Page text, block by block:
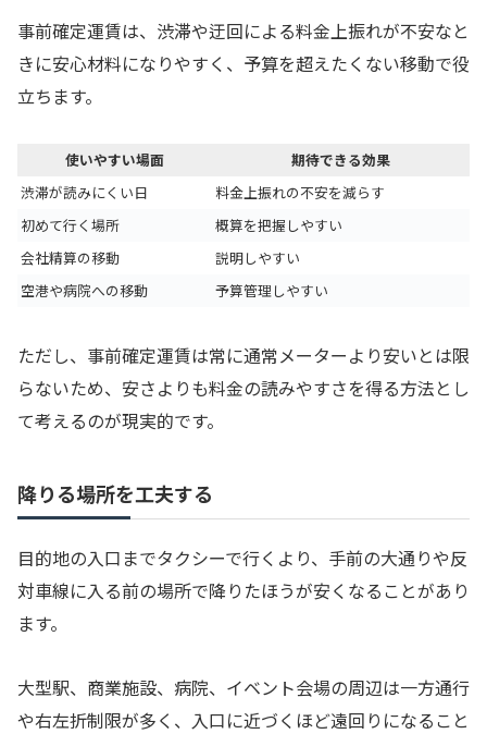
事前確定運賃は、渋滞や迂回による料金上振れが不安なと
きに安心材料になりやすく、予算を超えたくない移動で役
立ちます。
使いやすい場面
期待できる効果
渋滞が読みにくい日
料金上振れの不安を減らす
初めて行く場所
概算を把握しやすい
会社精算の移動
説明しやすい
空港や病院への移動
予算管理しやすい
ただし、事前確定運賃は常に通常メーターより安いとは限
らないため、安さよりも料金の読みやすさを得る方法とし
て考えるのが現実的です。
降りる場所を工夫する
目的地の入口までタクシーで行くより、手前の大通りや反
対車線に入る前の場所で降りたほうが安くなることがあり
ます。
大型駅、商業施設、病院、イベント会場の周辺は一方通行
や右左折制限が多く、入口に近づくほど遠回りになること